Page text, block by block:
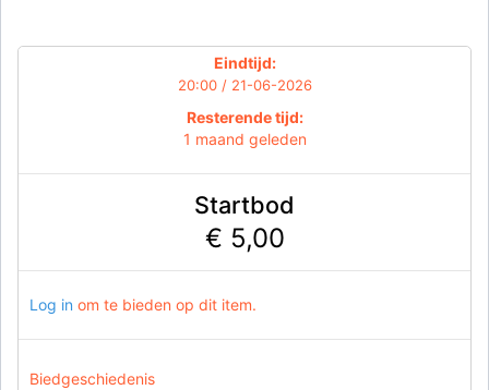
Eindtijd:
20:00 / 21-06-2026
Resterende tijd:
1 maand geleden
Startbod
€ 5,00
Log in om te bieden op dit item.
Biedgeschiedenis